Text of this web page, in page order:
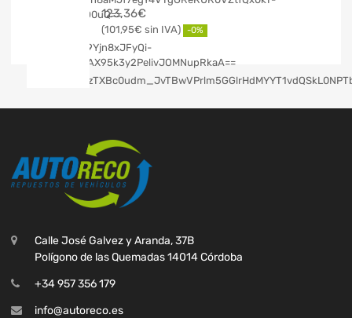
123,36€
101,95€ -0%
Calle José Galvez y Aranda, 37B
Polígono de las Quemadas 14014 Córdoba
+34 957 356 179
info@autoreco.es